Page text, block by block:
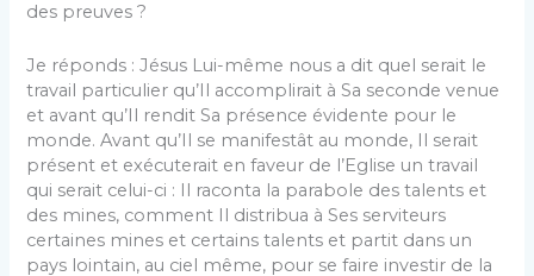
des preuves ?
Je réponds : Jésus Lui-même nous a dit quel serait le
travail particulier qu’Il accomplirait à Sa seconde venue
et avant qu’Il rendit Sa présence évidente pour le
monde. Avant qu’Il se manifestât au monde, Il serait
présent et exécuterait en faveur de l’Eglise un travail
qui serait celui-ci : Il raconta la parabole des talents et
des mines, comment Il distribua à Ses serviteurs
certaines mines et certains talents et partit dans un
pays lointain, au ciel même, pour se faire investir de la